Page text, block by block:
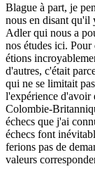
Blague à part, je
nous en disant qu'il
Adler qui nous a
nos études ici. Pour
étions
d'autres, c'était
qui ne se limitait
l'expérience d'avoir
Colombie-
échecs que j'ai
échecs font
ferions pas de
valeurs